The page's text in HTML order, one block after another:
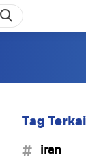
Tag
#iran